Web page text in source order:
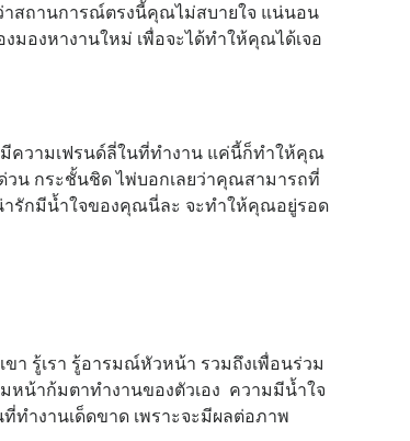
สถานการณ์ตรงนี้คุณไม่สบายใจ แน่นอน
องหางานใหม่ เพื่อจะได้ทำให้คุณได้เจอ
ความเฟรนด์ลี่ในที่ทำงาน แค่นี้ก็ทำให้คุณ
วน กระชั้นชิด ไพ่บอกเลยว่าคุณสามารถที่
น่ารักมีน้ำใจของคุณนี่ละ จะทำให้คุณอยู่รอด
า รู้เรา รู้อารมณ์หัวหน้า รวมถึงเพื่อนร่วม
หน้าก้มตาทำงานของตัวเอง ความมีน้ำใจ
ทำงานเด็ดขาด เพราะจะมีผลต่อภาพ